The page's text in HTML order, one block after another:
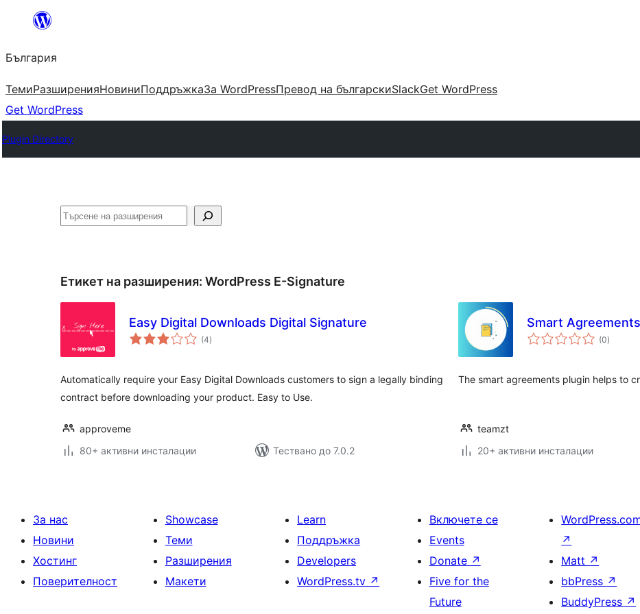
България
ТемиРазширенияНовиниПоддръжкаЗа WordPressПревод на българскиSlackGet WordPress
Get WordPress
Plugin Directory
Търсене
Етикет на разширения: WordPress E-Signature
Easy Digital Downloads Digital Signature
(4общо
оценки
)
Automatically require your Easy Digital Downloads customers to sign a legally binding
contract before downloading your product. Easy to Use.
approveme
80+ активни инсталации
Тествано до 7.0.2
Smart Agreements
(0общо
оценки
)
The smart agreements plugin helps to
teamzt
20+ активни инсталации
За нас
Новини
Хостинг
Поверителност
Showcase
Теми
Разширения
Макети
Learn
Поддръжка
Developers
WordPress.tv ↗
Включете се
Events
Donate ↗
Five for the
Future
↗
Matt ↗
bbPress ↗
BuddyPress ↗